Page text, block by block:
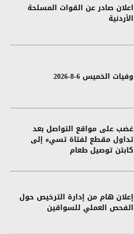
اعلان صادر عن القوات المسلحة
الأردنية
وفيات الخميس 6-8-2026
غضب على مواقع التواصل بعد
تداول مقطع لفتاة تسيء إلى
كابتن توصيل طعام
إعلان هام من إدارة الترخيص حول
الفحص العملي للسواقين